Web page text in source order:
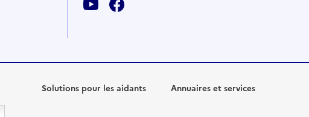
Solutions pour les aidants Annuaires et services